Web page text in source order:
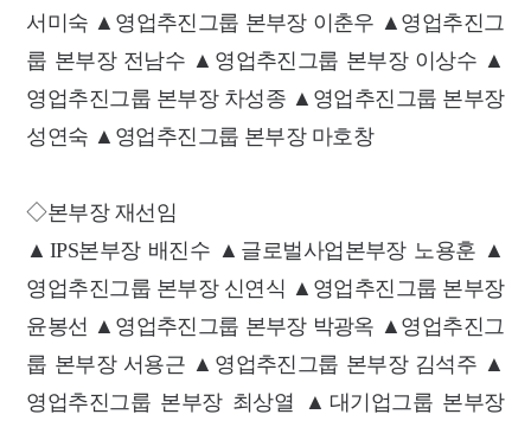
서미숙 ▲영업추진그룹 본부장 이춘우 ▲영업추진그
룹 본부장 전남수 ▲영업추진그룹 본부장 이상수 ▲
영업추진그룹 본부장 차성종 ▲영업추진그룹 본부장
성연숙 ▲영업추진그룹 본부장 마호창
◇본부장 재선임
▲IPS본부장 배진수 ▲글로벌사업본부장 노용훈 ▲
영업추진그룹 본부장 신연식 ▲영업추진그룹 본부장
윤봉선 ▲영업추진그룹 본부장 박광옥 ▲영업추진그
룹 본부장 서용근 ▲영업추진그룹 본부장 김석주 ▲
영업추진그룹 본부장 최상열 ▲대기업그룹 본부장